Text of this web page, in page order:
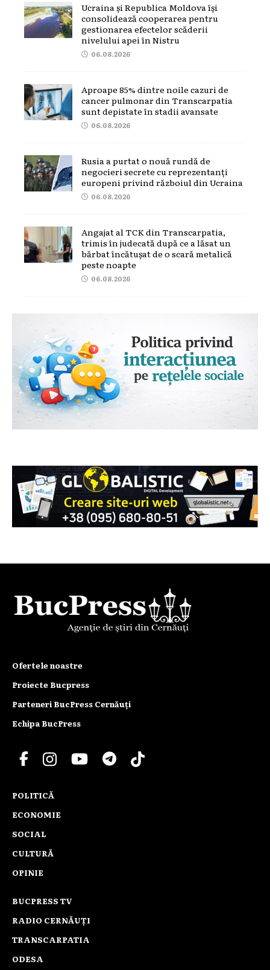
Ucraina și Republica Moldova își
consolidează cooperarea pentru
gestionarea efectelor scăderii
nivelului apei în Nistru
06.08.2026
Aproape 85% dintre noile cazuri de
cancer pulmonar din Transcarpatia
sunt depistate în stadii avansate
06.08.2026
Rusia a purtat o nouă rundă de
negocieri secrete cu reprezentanți
europeni privind războiul din Ucraina
06.08.2026
Angajat al TCK din Transcarpatia,
trimis în judecată după ce a lăsat un
bărbat încătușat de o scară metalică
peste noapte
06.08.2026
Ofertele noastre
Proiecte Bucpress
Parteneri BucPress Cernăuți
Echipa BucPress
POLITICĂ
ECONOMIE
SOCIAL
CULTURĂ
OPINIE
BUCPRESS TV
RADIO CERNĂUȚI
TRANSCARPATIA
ODESA